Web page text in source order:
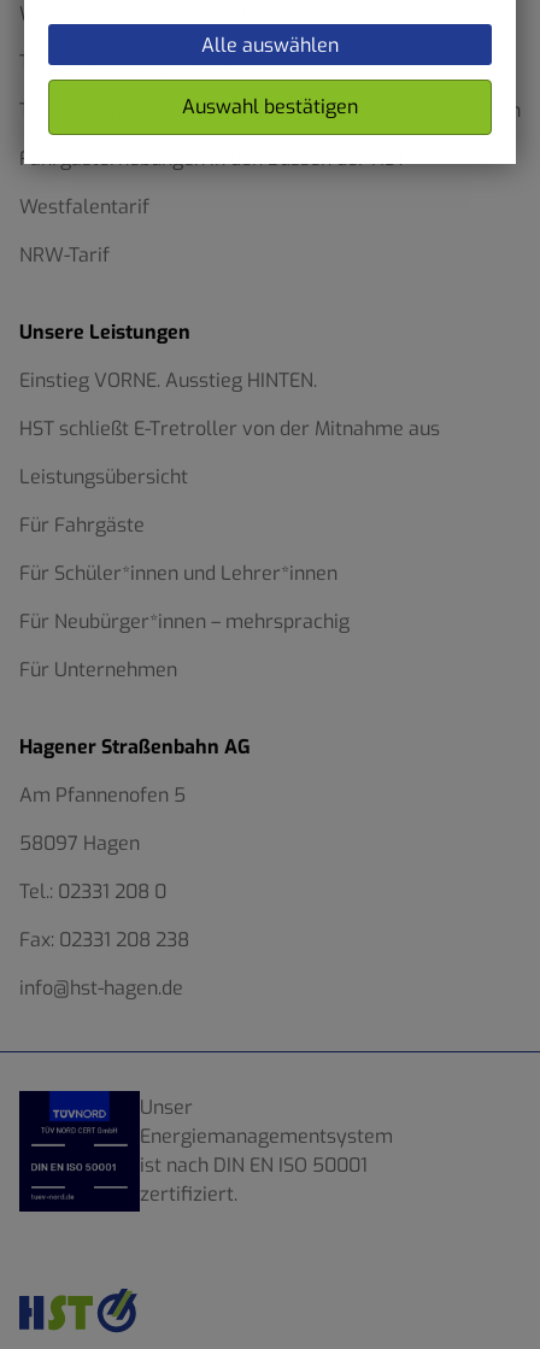
Wo gibt es Tickets zu kaufen?
Tarifgebiete, Regionen & Preisstufen
Tarifbestimmungen, Beförderungs- und Abobedingungen
Fahrgasterhebungen in den Bussen der HST
Westfalentarif
NRW-Tarif
Unsere Leistungen
Einstieg VORNE. Ausstieg HINTEN.
HST schließt E-Tretroller von der Mitnahme aus
Leistungsübersicht
Für Fahrgäste
Für Schüler*innen und Lehrer*innen
Für Neubürger*innen – mehrsprachig
Für Unternehmen
Hagener Straßenbahn AG
Am Pfannenofen 5
58097 Hagen
Tel.: 02331 208 0
Fax: 02331 208 238
info@hst-hagen.de
Unser
Energiemanagementsystem
ist nach DIN EN ISO 50001
zertifiziert.
Alle auswählen
Auswahl bestätigen